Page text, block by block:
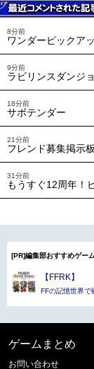
8分前
ワンダーピックア
9分前
ラビリンスダンジ
18分前
サボテンダー
21分前
フレンド募集掲示板
31分前
もうすぐ12周年！
[PR]編集部おすすめゲー
【FFRK】
FFの記憶世界で
ゲームまとめ
お問い合わせ